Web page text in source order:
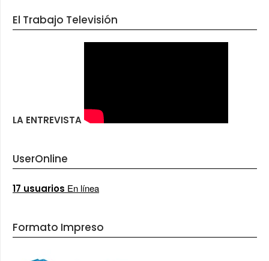
El Trabajo Televisión
LA ENTREVISTA
UserOnline
17 usuarios En línea
Formato Impreso